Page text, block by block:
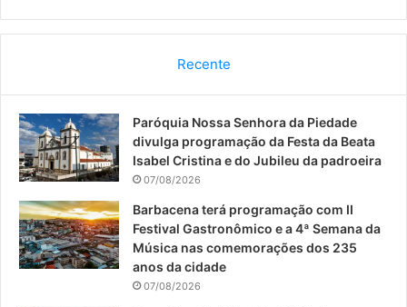
a
b
o
k
o
u
b
n
a
g
a
Recente
Paróquia Nossa Senhora da Piedade
divulga programação da Festa da Beata
Isabel Cristina e do Jubileu da padroeira
07/08/2026
Barbacena terá programação com II
Festival Gastronômico e a 4ª Semana da
Música nas comemorações dos 235
anos da cidade
07/08/2026